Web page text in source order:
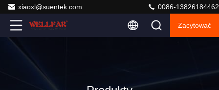
xiaoxl@suentek.com 0086-13826184462
Zacytować